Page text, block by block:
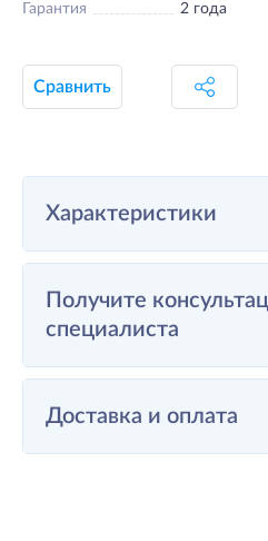
Гарантия 2 года
Сравнить
Характеристики
Получите
специалиста
Доставка и оплата